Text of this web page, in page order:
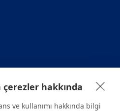
hakkında
ve kullanımı hakkında bilgi